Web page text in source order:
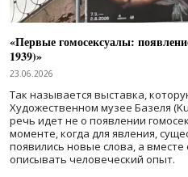
«Первые гомосексуалы:
1939)»
23.06.2026
Так называется выставка,
Художественном музее Базеля
речь идет не о появлении
моменте, когда для явления,
появились новые слова, а
описывать человеческий опыт.